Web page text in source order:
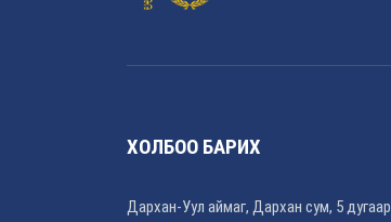
ХОЛБОО БАРИХ
Дархан-Уул аймаг, Дархан сум, 5 дугаар